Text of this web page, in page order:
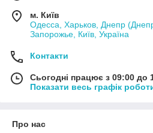
м. Київ
Одесса, Харьков, Днепр
Запорожье, Київ, Україна
Контакти
Сьогодні працює з 09:00 до
Показати весь графік
Про нас